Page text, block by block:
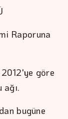
Raporuna
göre
bugüne